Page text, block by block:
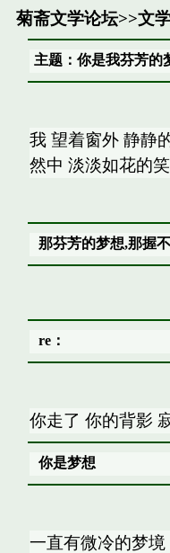
菊斋文学论坛>>文
主题：你是我芬芳
我 望着窗外 静静
然中 淡淡如花的
那芬芳的梦想,那握
re：
你走了 你的背影
你是梦想
一直有微冷的梦